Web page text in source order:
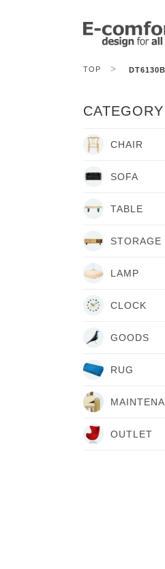
TOP >
CATEGORY
CHAIR
SOFA
TABLE
STORAGE
LAMP
CLOCK
GOODS
RUG
OUTLET